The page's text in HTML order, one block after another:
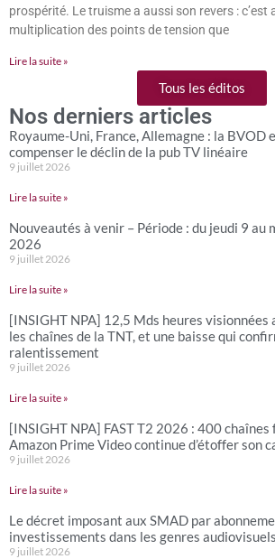
prospérité. Le truisme a aussi son revers : c’est
multiplication des points de tension que
Lire la suite »
Tous les éditos
Nos derniers articles
Royaume-Uni, France, Allemagne : la BVOD
compenser le déclin de la pub TV linéaire
9 juillet 2026
Lire la suite »
Nouveautés à venir – Période : du jeudi 9 au
2026
9 juillet 2026
Lire la suite »
[INSIGHT NPA] 12,5 Mds heures
les chaînes de la TNT, et une baisse qui
ralentissement
9 juillet 2026
Lire la suite »
[INSIGHT NPA] FAST T2 2026 : 400 chaînes
Amazon Prime Video continue d’étoffer son
9 juillet 2026
Lire la suite »
Le décret imposant aux SMAD par
investissements dans les genres
9 juillet 2026